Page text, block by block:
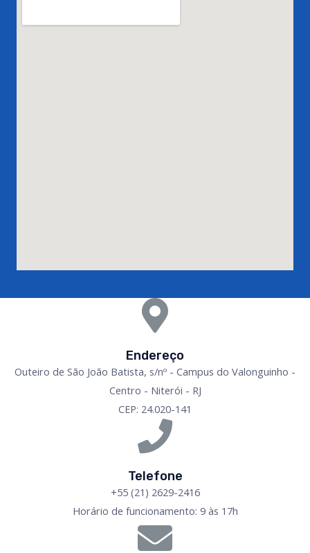
Endereço
Outeiro de São João Batista, s/nº - Campus do Valonguinho -
Centro - Niterói - RJ
CEP: 24.020-141
Telefone
+55 (21) 2629-2416
Horário de funcionamento: 9 às 17h